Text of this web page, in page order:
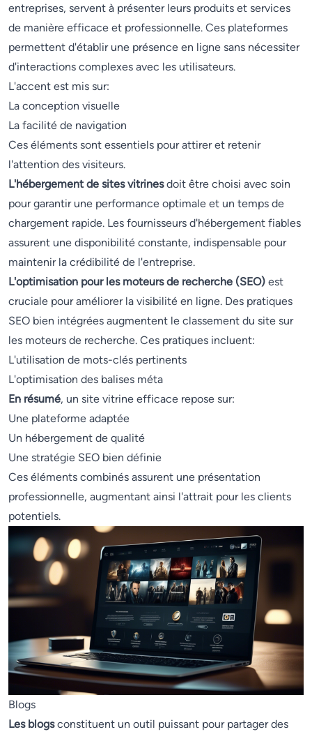
entreprises, servent à présenter leurs produits et services
de manière efficace et professionnelle. Ces plateformes
permettent d'établir une présence en ligne sans nécessiter
d'interactions complexes avec les utilisateurs.
L'accent est mis sur:
La conception visuelle
La facilité de navigation
Ces éléments sont essentiels pour attirer et retenir
l'attention des visiteurs.
L'hébergement de sites vitrinesdoit être choisi avec soin
pour garantir une performance optimale et un temps de
chargement rapide. Les fournisseurs d'hébergement fiables
assurent une disponibilité constante, indispensable pour
maintenir la crédibilité de l'entreprise.
L'optimisation pour les moteurs de recherche (SEO) est
cruciale pour améliorer la visibilité en ligne. Des pratiques
SEO bien intégrées augmentent le classement du site sur
les moteurs de recherche. Ces pratiques incluent:
L'utilisation de mots-clés pertinents
L'optimisation des balises méta
En résumé, un site vitrine efficace repose sur:
Une plateforme adaptée
Un hébergement de qualité
Une stratégie SEO bien définie
Ces éléments combinés assurent une présentation
professionnelle, augmentant ainsi l'attrait pour les clients
potentiels.
Blogs
Les blogsconstituent un outil puissant pour partager des